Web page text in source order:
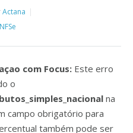
Actana
com Focus: Este erro
o
na
campo obrigatório para
também pode ser